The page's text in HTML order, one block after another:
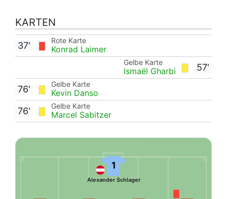
KARTEN
Rote Karte
Konrad Laimer
37'
57'
Gelbe Karte
Ismaël Gharbi
Gelbe Karte
Kevin Danso
76'
Gelbe Karte
Marcel Sabitzer
76'
1
Alexander Schlager